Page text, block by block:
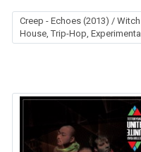
Creep - Echoes (2013) / Witch
House, Trip-Hop, Experimental